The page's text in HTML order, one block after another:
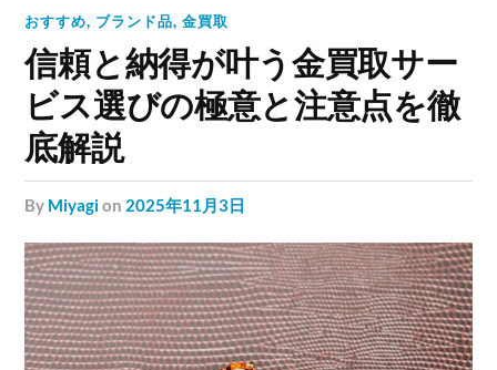
おすすめ, ブランド品,金買取
信頼と納得が叶う金買取サー
ビス選びの極意と注意点を徹
底解説
by Miyagion 2025年11月3日